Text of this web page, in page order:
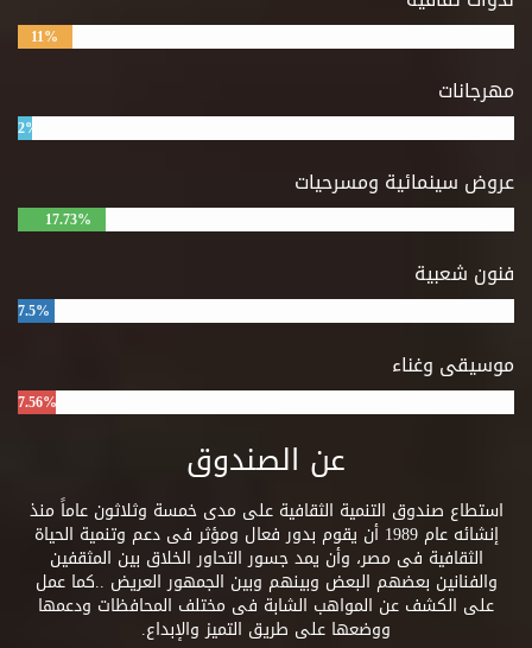
11%
مهرجانات
2%
عروض سينمائية ومسرحيات
17.73%
فنون شعبية
7.5%
موسيقى وغناء
7.56%
عن الصندوق
استطاع صندوق التنمية الثقافية على مدى خمسة وثلاثون عاماً منذ
إنشائه عام 1989 أن يقوم بدور فعال ومؤثر فى دعم وتنمية الحياة
الثقافية فى مصر، وأن يمد جسور التحاور الخلاق بين المثقفين
والفنانين بعضهم البعض وبينهم وبين الجمهور العريض ..كما عمل
على الكشف عن المواهب الشابة فى مختلف المحافظات ودعمها
ووضعها على طريق التميز والإبداع.